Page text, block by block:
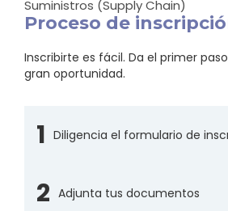
Suministros (Supply Chain)
Proceso de
Inscribirte es fácil. Da el primer
gran oportunidad.
1 Diligencia el formulario de
2 Adjunta tus documentos